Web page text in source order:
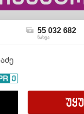
55 032 682
ნახვა